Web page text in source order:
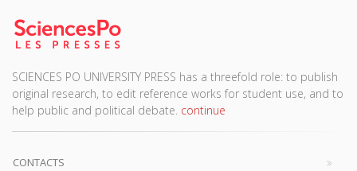
SCIENCES PO UNIVERSITY PRESS has a threefold role: to publish
original research, to edit reference works for student use, and to
help public and political debate. continue
CONTACTS